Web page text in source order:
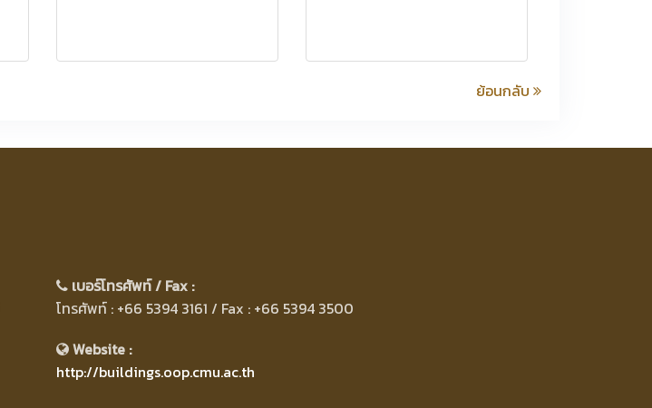
ย้อนกลับ
เบอร์โทรศัพท์ / Fax :
โทรศัพท์ : +66 5394 3161 / Fax : +66 5394 3500
Website :
http://buildings.oop.cmu.ac.th